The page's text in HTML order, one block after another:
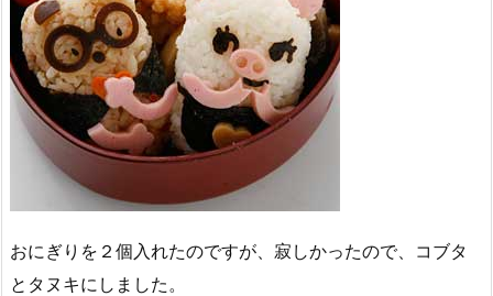
おにぎりを２個入れたのですが、寂しかったので、コブタ
とタヌキにしました。